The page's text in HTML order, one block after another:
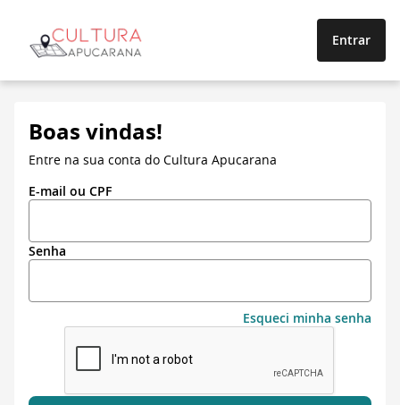
Entrar
Boas vindas!
Entre na sua conta do Cultura Apucarana
E-mail ou CPF
Senha
Esqueci minha senha